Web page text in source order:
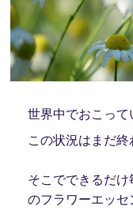
世界中でおこっ
この状況はまだ終
そこでできるだ
のフラワーエッセ